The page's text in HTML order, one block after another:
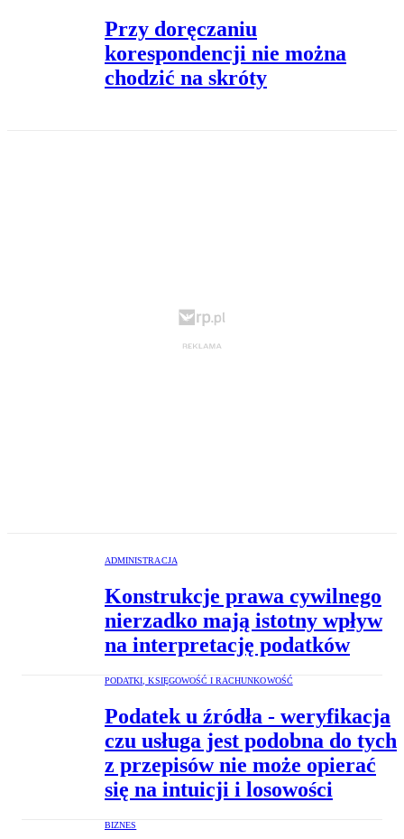
Przy doręczaniu
korespondencji nie można
chodzić na skróty
ADMINISTRACJA
Konstrukcje prawa cywilnego
nierzadko mają istotny wpływ
na interpretację podatków
PODATKI, KSIĘGOWOŚĆ I RACHUNKOWOŚĆ
Podatek u źródła - weryfikacja
czu usługa jest podobna do tych
z przepisów nie może opierać
się na intuicji i losowości
BIZNES